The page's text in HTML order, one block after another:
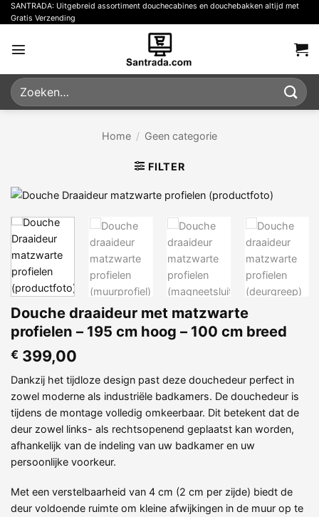
Ga
naar
SANTRADA: Uitgebreid assortiment douchecabines en douchebakken altijd met
Gratis Verzending
Zoeken
naar:
Home / Geen categorie
FILTER
Douche draaideur met matzwarte
profielen – 195 cm hoog – 100 cm breed
€ 399,00
Dankzij het tijdloze design past deze douchedeur perfect in
zowel moderne als industriële badkamers. De douchedeur is
tijdens de montage volledig omkeerbaar. Dit betekent dat de
deur zowel links- als rechtsopenend geplaatst kan worden,
afhankelijk van de indeling van uw badkamer en uw
persoonlijke voorkeur.
Met een verstelbaarheid van 4 cm (2 cm per zijde) biedt de
deur voldoende ruimte om kleine afwijkingen in de muur op te